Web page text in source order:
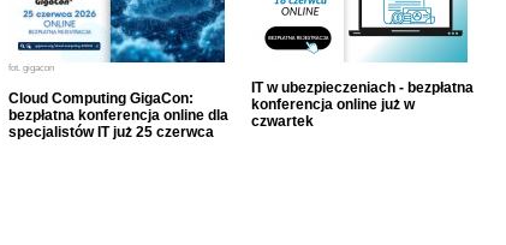
fot. gigacon
Cloud Computing GigaCon:
bezpłatna konferencja online dla
specjalistów IT już 25 czerwca
IT w ubezpieczeniach - bezpłatna
konferencja online już w
czwartek